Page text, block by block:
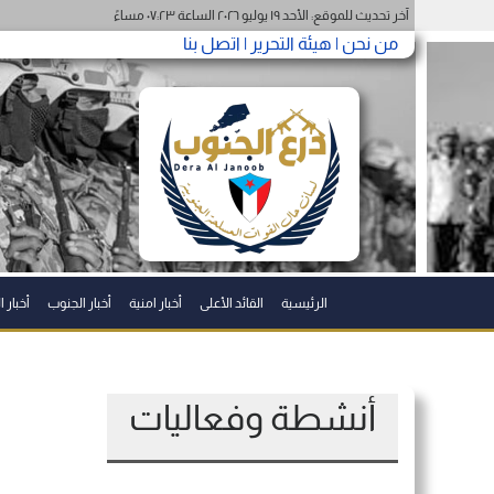
آخر تحديث للموقع: الأحد ١٩ يوليو ٢٠٢٦ الساعة ٠٧:٢٣ مساءً
من نحن | هيئة التحرير | اتصل بنا
الرئيسية القائد الأعلى أخبار امنية أخبار الجنوب
أنشطة وفعاليات